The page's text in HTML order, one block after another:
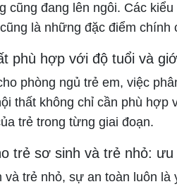
cũng đang lên ngôi. Các
là những đặc điểm chính
phù hợp với độ tuổi và
phòng ngủ trẻ em, việc
thất không chỉ cần phù
trẻ trong từng giai đoạn.
trẻ sơ sinh và trẻ nhỏ:
trẻ nhỏ, sự an toàn luôn là